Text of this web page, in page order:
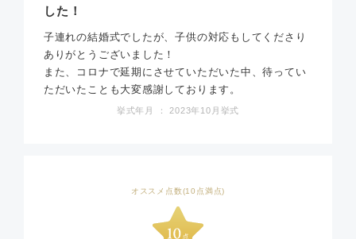
した！
子連れの結婚式でしたが、子供の対応もしてくださり
ありがとうございました！
また、コロナで延期にさせていただいた中、待ってい
ただいたことも大変感謝しております。
挙式年月 ： 2023年10月挙式
オススメ点数(10点満点)